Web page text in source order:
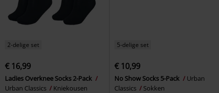
2-delige set
€ 16,99
Ladies Overknee Socks 2-Pack
Urban Classics
Kniekousen
5-delige set
€ 10,99
No Show Socks 5-Pack
Urban
Classics
Sokken